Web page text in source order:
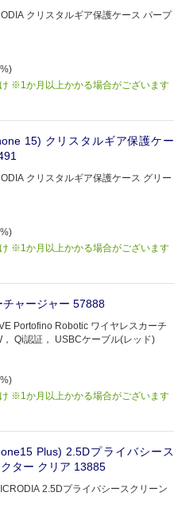
クリスタルギア保護ケース パープ
※1か月以上かかる場合がございます
15) クリスタルギア保護ケー
クリスタルギア保護ケース グリー
※1か月以上かかる場合がございます
チャージャー 57888
Portofino Robotic ワイヤレスカーチ
， Qi認証， USBCケーブル(レッド)
※1か月以上かかる場合がございます
Plus) 2.5Dプライバシース
ター クリア 13885
2.5Dプライバシースクリーン